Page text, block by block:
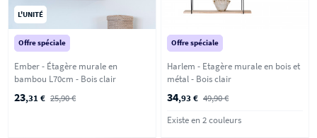
L'UNITÉ
Offre spéciale
Ember - Étagère murale en
bambou L70cm - Bois clair
23,31 € 25,90 €
Offre spéciale
Harlem - Etagère murale en bois et
métal - Bois clair
34,93 € 49,90 €
Existe en 2 couleurs